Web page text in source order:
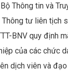
Thông tin và
Thông tư liên tịch
BNV quy định
của các chức
dịch viên và